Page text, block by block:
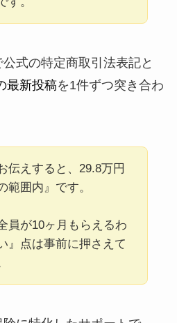
式の特定商取引法表記と
最新投稿を1件ずつ突き合わ
伝えすると、29.8万円
範囲内』です。
員が10ヶ月もらえるわ
』点は事前に押さえて